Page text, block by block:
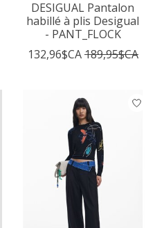
DESIGUAL Pantalon
habillé à plis Desigual
- PANT_FLOCK
132,96$CA189,95$CA